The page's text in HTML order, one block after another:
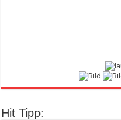
Hit Tipp: